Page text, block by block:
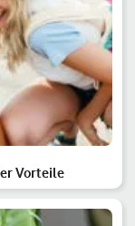
Vorteile